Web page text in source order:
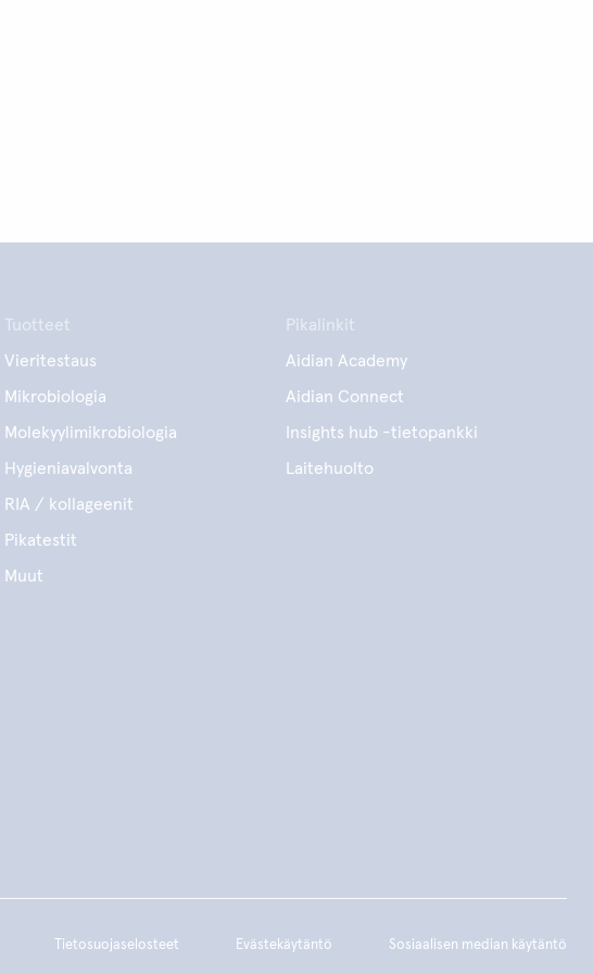
Tuotteet
Vieritestaus
Mikrobiologia
Molekyylimikrobiologia
Hygieniavalvonta
RIA / kollageenit
Pikatestit
Muut
Pikalinkit
Aidian Academy
Aidian Connect
Insights hub -tietopankki
Laitehuolto
Tietosuojaselosteet Evästekäytäntö Sosiaalisen median käytäntö